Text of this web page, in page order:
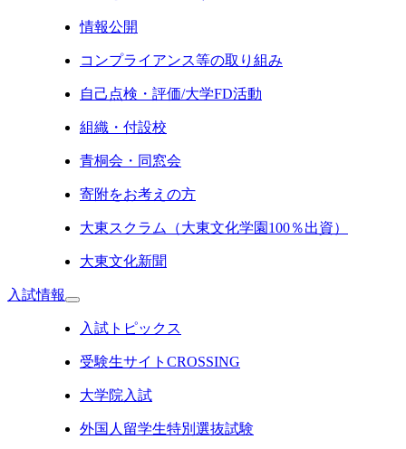
情報公開
コンプライアンス等の取り組み
自己点検・評価/大学FD活動
組織・付設校
青桐会・同窓会
寄附をお考えの方
大東スクラム（大東文化学園100％出資）
大東文化新聞
入試情報
入試トピックス
受験生サイトCROSSING
大学院入試
外国人留学生特別選抜試験